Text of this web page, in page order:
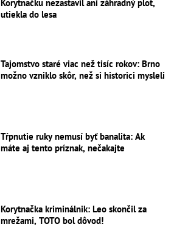
Korytnačku nezastavil ani záhradný plot,
utiekla do lesa
Tajomstvo staré viac než tisíc rokov: Brno
možno vzniklo skôr, než si historici mysleli
Tŕpnutie ruky nemusí byť banalita: Ak
máte aj tento príznak, nečakajte
Korytnačka kriminálnik: Leo skončil za
mrežami, TOTO bol dôvod!